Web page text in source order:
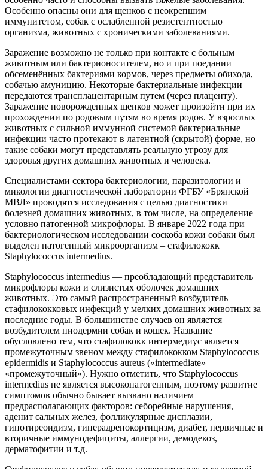
Особенно опасны они для щенков с неокрепшим
иммунитетом, собак с ослабленной резистентностью
организма, животных с хроническими заболеваниями.
Заражение возможно не только при контакте с больным
животным или бактерионосителем, но и при поедании
обсеменённых бактериями кормов, через предметы обихода,
собачью амуницию. Некоторые бактериальные инфекции
передаются трансплацентарным путем (через плаценту).
Заражение новорожденных щенков может произойти при их
прохождении по родовым путям во время родов. У взрослых
животных с сильной иммунной системой бактериальные
инфекции часто протекают в латентной (скрытой) форме, но
такие собаки могут представлять реальную угрозу для
здоровья других домашних животных и человека.
Специалистами сектора бактериологии, паразитологии и
микологии диагностической лаборатории ФГБУ «Брянской
МВЛ» проводятся исследования с целью диагностики
болезней домашних животных, в том числе, на определение
условно патогенной микрофлоры. В январе 2022 года при
бактериологическом исследовании соскоба кожи собаки был
выделен патогенный микроорганизм – стафилококк
Staphylococcus intermedius.
Staphylococcus intermedius — преобладающий представитель
микрофлоры кожи и слизистых оболочек домашних
животных. Это самый распространенный возбудитель
стафилококковых инфекций у мелких домашних животных за
последние годы. В большинстве случаев он является
возбудителем пиодермии собак и кошек. Название
обусловлено тем, что стафилококк интермедиус является
промежуточным звеном между стафилококком Staphylococcus
epidermidis и Staphylococcus aureus («intermediate» –
«промежуточный»). Нужно отметить, что Staphylococcus
intermedius не является высокопатогенным, поэтому развитие
симптомов обычно бывает вызвано наличием
предрасполагающих факторов: себорейные нарушения,
аденит сальных желез, фолликулярные дисплазии,
гипотиреоидизм, гиперадренокортицизм, диабет, первичные и
вторичные иммунодефициты, аллергии, демодекоз,
дерматофитии и т.д.